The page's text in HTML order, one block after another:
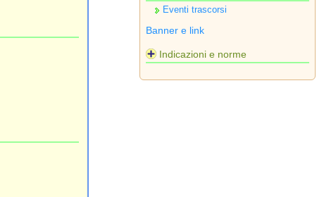
Eventi trascorsi
Banner e link
Indicazioni e norme